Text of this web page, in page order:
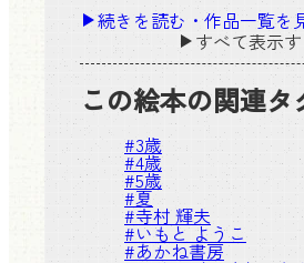
続きを読む・作品一覧を
すべて表示す
この絵本の関連タ
#3歳
#4歳
#5歳
#夏
#寺村 輝夫
#いもと ようこ
#あかね書房